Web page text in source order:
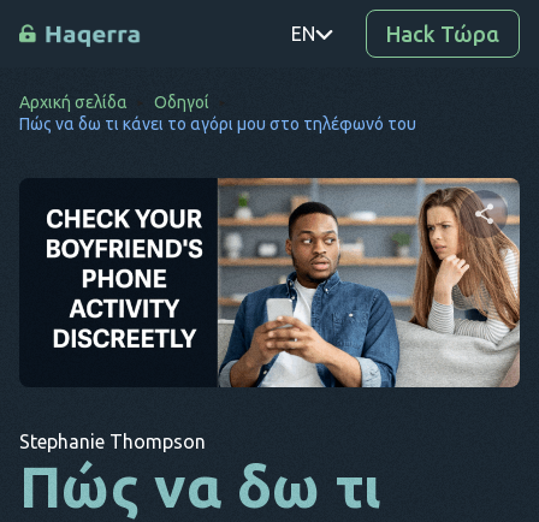
EN
PT
RO
DE
SV
KO
BG
Hack Τώρα
Αρχική σελίδα
Οδηγοί
Πώς να δω τι κάνει το αγόρι μου στο τηλέφωνό του
Μοιραστείτε αυτό το
άρθρο
Stephanie Thompson
Πώς να δω τι